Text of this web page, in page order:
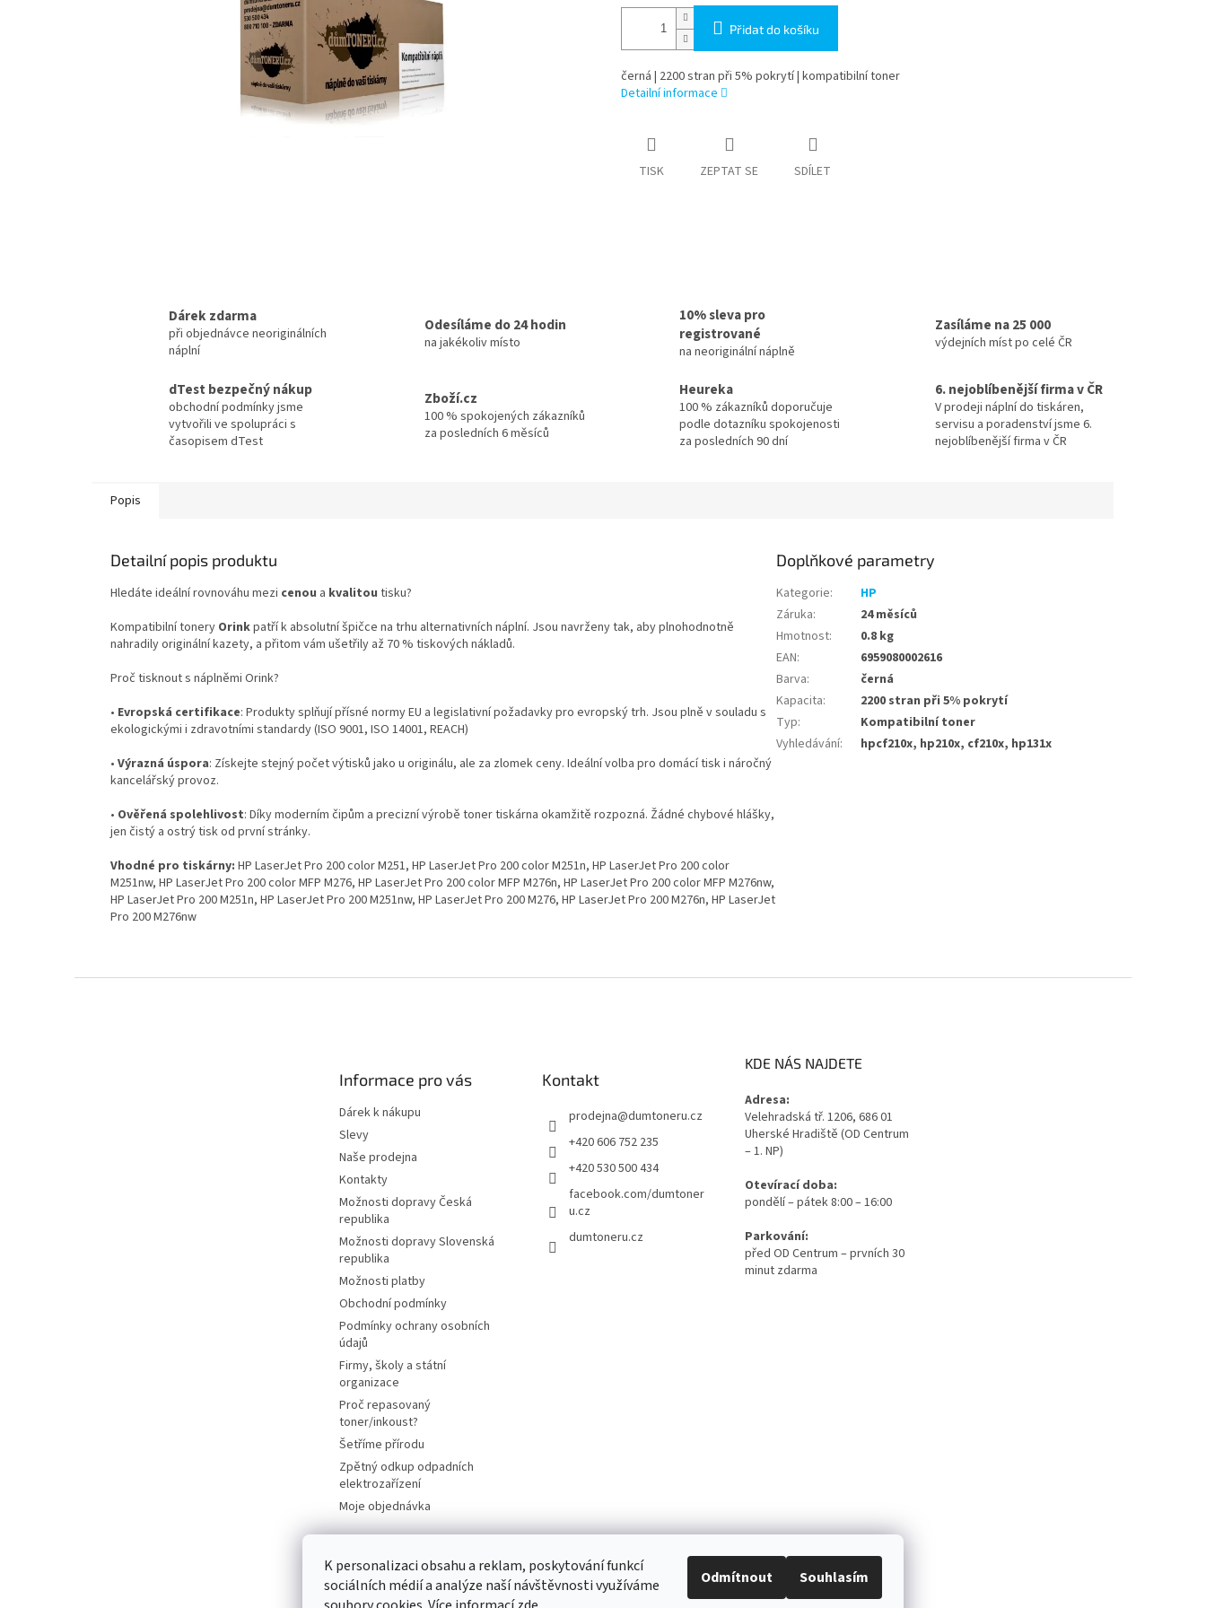
K personalizaci obsahu a reklam, poskytování funkcí
sociálních médií a analýze naší návštěvnosti využíváme
Odmítnout Souhlasím
Přidat do košíku
černá | 2200 stran při 5% pokrytí | kompatibilní toner
Detailní informace
TISK ZEPTAT SE SDÍLET
Dárek zdarma
při objednávce neoriginálních
náplní
Odesíláme do 24 hodin
na jakékoliv místo
10% sleva pro
registrované
na neoriginální náplně
Zasíláme na 25 000
výdejních míst po celé ČR
dTest bezpečný nákup
obchodní podmínky jsme
vytvořili ve spolupráci s
časopisem dTest
Zboží.cz
100 % spokojených zákazníků
za posledních 6 měsíců
Heureka
100 % zákazníků doporučuje
podle dotazníku spokojenosti
za posledních 90 dní
6. nejoblíbenější firma v ČR
V prodeji náplní do tiskáren,
servisu a poradenství jsme 6.
nejoblíbenější firma v ČR
Popis
Detailní popis produktu
Hledáte ideální rovnováhu mezi cenou a kvalitou tisku?
Kompatibilní tonery Orinkpatří k absolutní špičce na trhu alternativních náplní. Jsou navrženy tak, aby plnohodnotně
nahradily originální kazety, a přitom vám ušetřily až 70 % tiskových nákladů.
Proč tisknout s náplněmi Orink?
• Evropská certifikace: Produkty splňují přísné normy EU a legislativní požadavky pro evropský trh. Jsou plně v souladu s
ekologickými i zdravotními standardy (ISO 9001, ISO 14001, REACH)
• Výrazná úspora: Získejte stejný počet výtisků jako u originálu, ale za zlomek ceny. Ideální volba pro domácí tisk i náročný
kancelářský provoz.
• Ověřená spolehlivost: Díky moderním čipům a precizní výrobě toner tiskárna okamžitě rozpozná. Žádné chybové hlášky,
jen čistý a ostrý tisk od první stránky.
Vhodné pro tiskárny: HP LaserJet Pro 200 color M251, HP LaserJet Pro 200 color M251n, HP LaserJet Pro 200 color
M251nw, HP LaserJet Pro 200 color MFP M276, HP LaserJet Pro 200 color MFP M276n, HP LaserJet Pro 200 color MFP M276nw,
HP LaserJet Pro 200 M251n, HP LaserJet Pro 200 M251nw, HP LaserJet Pro 200 M276, HP LaserJet Pro 200 M276n, HP LaserJet
Pro 200 M276nw
Doplňkové parametry
Kategorie:
HP
Záruka:
24 měsíců
Hmotnost:
0.8 kg
EAN:
6959080002616
Barva:
černá
Kapacita:
2200 stran při 5% pokrytí
Typ:
Kompatibilní toner
Vyhledávání: hpcf210x, hp210x, cf210x, hp131x
Informace pro vás
Dárek k nákupu
Slevy
Naše prodejna
Kontakty
Možnosti dopravy Česká
republika
Možnosti dopravy Slovenská
republika
Možnosti platby
Obchodní podmínky
Podmínky ochrany osobních
údajů
Firmy, školy a státní
organizace
Proč repasovaný
toner/inkoust?
Šetříme přírodu
Zpětný odkup odpadních
elektrozařízení
Moje objednávka
Kontakt
prodejna@dumtoneru.cz
+420 606 752 235
+420 530 500 434
facebook.com/dumtoner
u.cz
dumtoneru.cz
KDE NÁS NAJDETE
Adresa:
Velehradská tř. 1206, 686 01
Uherské Hradiště (OD Centrum
– 1. NP)
Otevírací doba:
pondělí – pátek 8:00 – 16:00
Parkování:
před OD Centrum – prvních 30
minut zdarma
cart4future.cz sbernybox.cz